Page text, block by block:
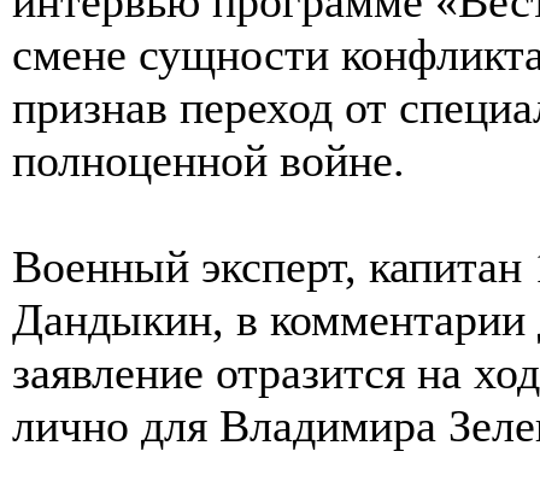
смене сущности
признав переход от
полноценной войне.
Военный эксперт, капитан
Дандыкин, в
заявление отразится на
лично для Владимира